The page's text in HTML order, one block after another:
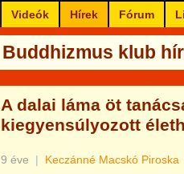
Videók Hírek Fórum
Buddhizmus klub
A dalai láma öt
kiegyensúlyozott
9 éve | Keczánné Macskó Piroska